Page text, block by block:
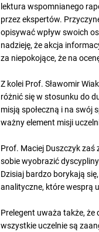
lektura wspomnianego
przez ekspertów.
opisywać wpływ swoich
nadzieję, że akcja
za niepokojące, że na
Z kolei Prof. Sławomir
różnić się w stosunku do
misją społeczną i na swój
ważny element misji
Prof. Maciej Duszczyk
sobie wyobrazić
Dzisiaj bardzo borykają
analityczne, które wesprą
Prelegent uważa także,
wszystkie uczelnie są